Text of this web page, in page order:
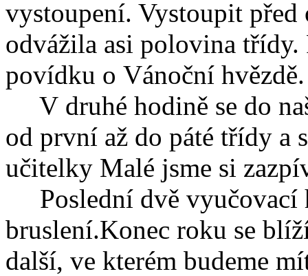
vystoupení. Vystoupit před
odvážila asi polovina třídy.
povídku o Vánoční hvězdě.
V druhé hodině se do
od první až do páté třídy a
učitelky Malé jsme si
Poslední dvě vyučovací
bruslení.Konec roku se
další, ve kterém budeme